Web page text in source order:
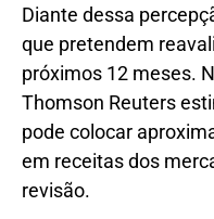
Diante dessa
que pretendem
próximos 12 meses.
Thomson Reuters
pode colocar
em receitas dos
revisão.